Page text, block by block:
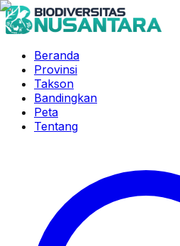
Beranda
Provinsi
Takson
Bandingkan
Peta
Tentang